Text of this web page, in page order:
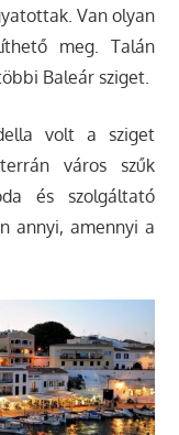
Van olyan
meg. Talán
Baleár sziget.
volt a sziget
város szűk
és szolgáltató
annyi, amennyi a